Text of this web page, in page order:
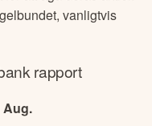
information om
Avanza
som delas ut till